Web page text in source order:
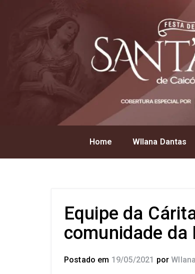
Home Wllana Dantas
Equipe da
comunidade da
Postado em 19/05/2021 por